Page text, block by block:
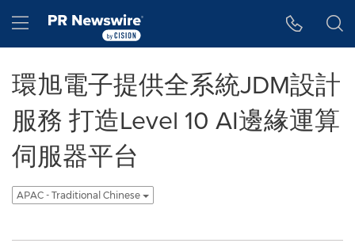
Hamburger menu
環旭電子提供全系統JDM設計
服務 打造Level 10 AI邊緣運算
伺服器平台
APAC - Traditional Chinese